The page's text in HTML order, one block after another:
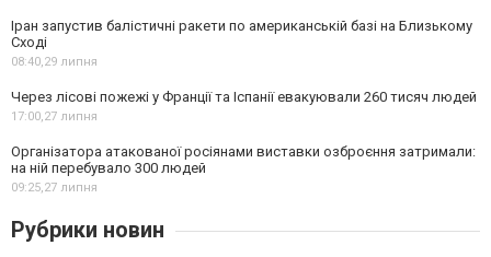
Іран запустив балістичні ракети по американській базі на Близькому
Сході
08:40,29 липня
Через лісові пожежі у Франції та Іспанії евакуювали 260 тисяч людей
17:00,27 липня
Організатора атакованої росіянами виставки озброєння затримали:
на ній перебувало 300 людей
09:25,27 липня
Рубрики новин